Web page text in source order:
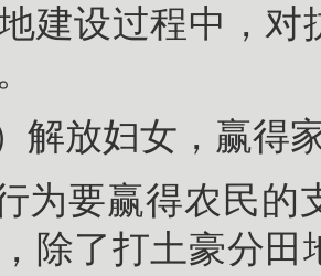
建设过程中，对
解放妇女，赢得
为要赢得农民的
除了打土豪分田